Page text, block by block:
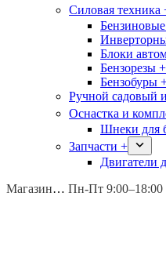
Силовая техника
Блоки
Бензорезы +
Бензобуры
Ручной садовый
Оснастка и
Шнеки для
Запчасти +
Двигатели
Магазины: Калуга ул.
Пн-Пт 9:00–18:00